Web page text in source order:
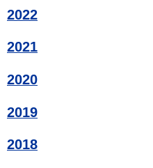
2022
2021
2020
2019
2018